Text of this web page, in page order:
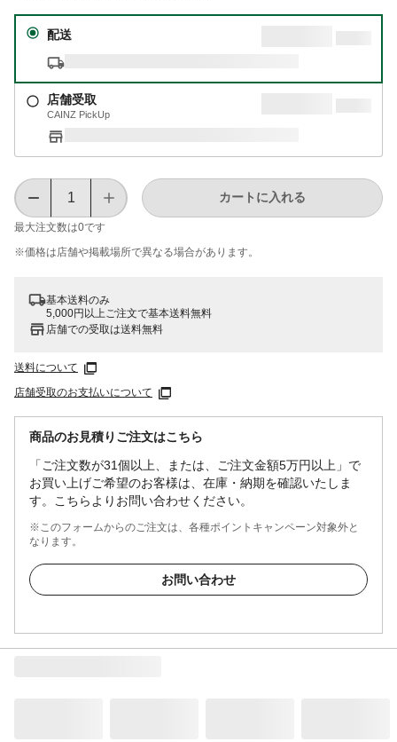
配送
店舗受取
CAINZ PickUp
最大注文数は0です
カートに入れる
※価格は​店舗や​掲載場所で​異なる​場合が​あります。
基本送料のみ
5,000円以上ご注文で基本送料無料
店舗での受取は送料無料
送料について
店舗受取のお支払いについて
商品のお見積りご注文はこちら
「ご注文数が31個以上、または、ご注文金額5万円以上」で
お買い上げご希望のお客様は、在庫・納期を確認いたしま
す。こちらよりお問い合わせください。
※このフォームからのご注文は、各種ポイントキャンペーン対象外と
なります。
お問い合わせ